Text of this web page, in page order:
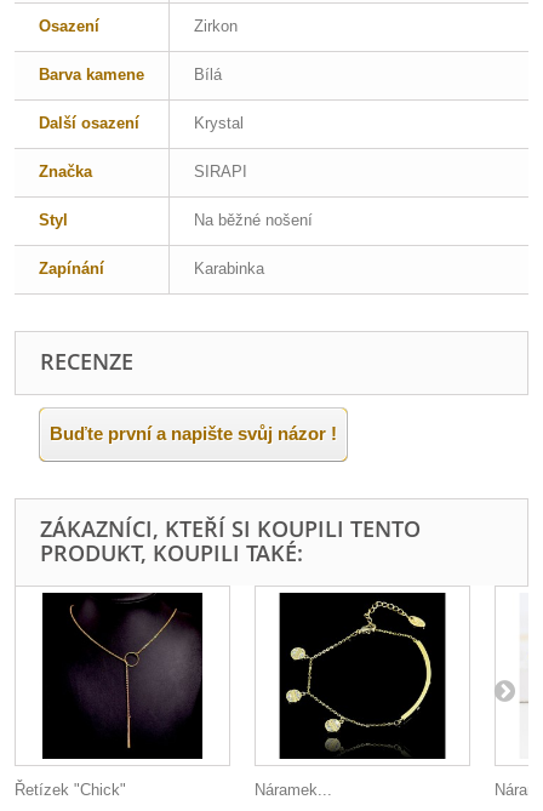
Osazení Zirkon
Barva kamene Bílá
Další osazení Krystal
Značka SIRAPI
Styl Na běžné nošení
Zapínání Karabinka
RECENZE
Buďte první a napište svůj názor !
ZÁKAZNÍCI, KTEŘÍ SI KOUPILI TENTO
PRODUKT, KOUPILI TAKÉ:
Řetízek "Chick"
Náramek...